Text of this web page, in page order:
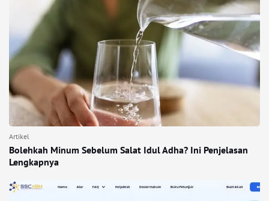
Artikel
Bolehkah Minum Sebelum Salat Idul Adha? Ini Penjelasan
Lengkapnya